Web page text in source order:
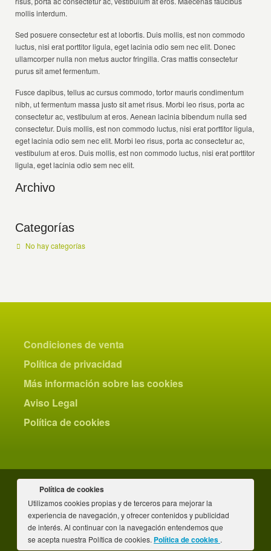
mollis interdum.
Sed posuere consectetur est at lobortis. Duis mollis, est non commodo
luctus, nisi erat porttitor ligula, eget lacinia odio sem nec elit. Donec
ullamcorper nulla non metus auctor fringilla. Cras mattis consectetur
purus sit amet fermentum.
Fusce dapibus, tellus ac cursus commodo, tortor mauris condimentum
nibh, ut fermentum massa justo sit amet risus. Morbi leo risus, porta ac
consectetur ac, vestibulum at eros. Aenean lacinia bibendum nulla sed
consectetur. Duis mollis, est non commodo luctus, nisi erat porttitor ligula,
eget lacinia odio sem nec elit. Morbi leo risus, porta ac consectetur ac,
vestibulum at eros. Duis mollis, est non commodo luctus, nisi erat porttitor
ligula, eget lacinia odio sem nec elit.
Archivo
Categorías
No hay categorías
Condiciones de venta
Política de privacidad
Más información sobre las cookies
Aviso Legal
Política de cookies
© Magoni 2022
Política de cookies
Utilizamos cookies propias y de terceros para mejorar la
experiencia de navegación, y ofrecer contenidos y publicidad
de interés. Al continuar con la navegación entendemos que
se acepta nuestra Política de cookies. Política de cookies .